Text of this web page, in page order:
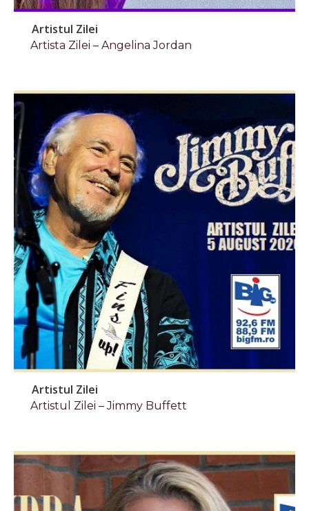
Artistul Zilei
Artista Zilei – Angelina Jordan
Artistul Zilei
Artistul Zilei – Jimmy Buffett